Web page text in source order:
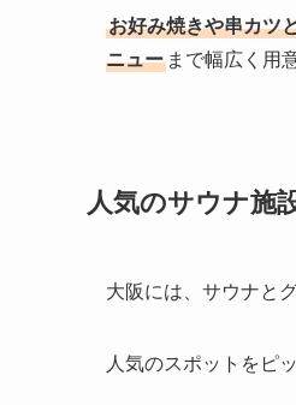
お好み焼きや串カツ
ニュー まで幅広く用
人気のサウナ施
大阪には、サウナと
人気のスポットをピ